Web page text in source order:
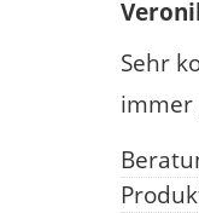
Sehr
immer